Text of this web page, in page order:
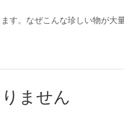
す。なぜこんな珍しい物が大
ません